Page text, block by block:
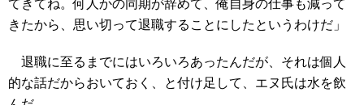
てきてね。何人かの同期が辞めて、俺自身の仕事も減って
きたから、思い切って退職することにしたというわけだ」
退職に至るまでにはいろいろあったんだが、それは個人
的な話だからおいておく、と付け足して、エヌ氏は水を飲